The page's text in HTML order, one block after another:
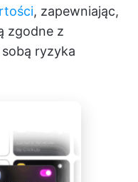
, zapewniając,
zgodne z
ryzyka